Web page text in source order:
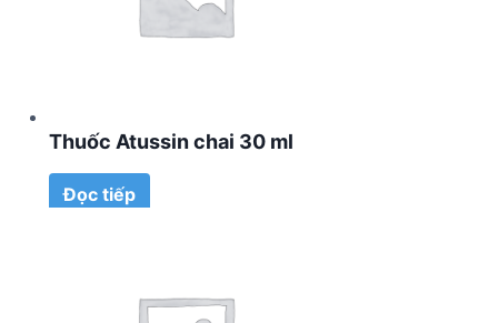
Thuốc Atussin chai 30 ml
Đọc tiếp